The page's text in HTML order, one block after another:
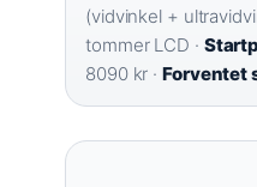
(vidvinkel +
tommer LCD ·
8090 kr ·Forventet